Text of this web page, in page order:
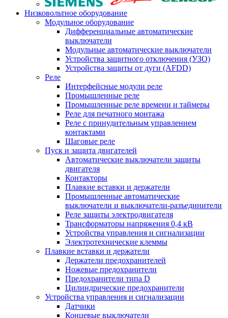
Низковольтное оборудование
Модульное оборудование
Дифференциальные автоматические
выключатели
Модульные автоматические выключатели
Устройства защитного отключения (УЗО)
Устройства защиты от дуги (AFDD)
Реле
Интерфейсные модули реле
Промышленные реле
Промышленные реле времени и таймеры
Реле для печатного монтажа
Реле с принудительным управлением
контактами
Шаговые реле
Пуск и защита двигателей
Автоматические выключатели защиты
двигателя
Контакторы
Плавкие вставки и держатели
Промышленные автоматические
выключатели и выключатели-разъединители
Реле защиты электродвигателя
Трансформаторы напряжения 0,4 кВ
Устройства управления и сигнализации
Электротехнические клеммы
Плавкие вставки и держатели
Держатели предохранителей
Ножевые предохранители
Предохранители типа D
Цилиндрические предохранители
Устройства управления и сигнализации
Датчики
Концевые выключатели